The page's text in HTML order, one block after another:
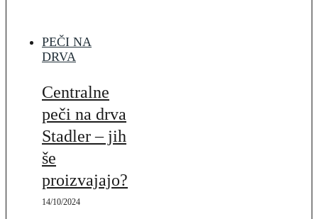
PEČI NA
DRVA
Centralne
peči na drva
Stadler – jih
še
proizvajajo?
14/10/2024